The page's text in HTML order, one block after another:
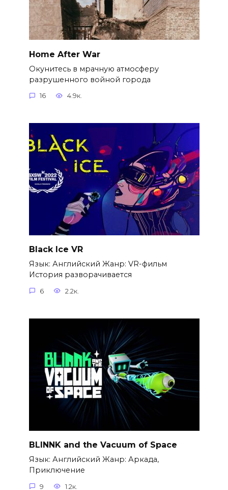
Home After War
Окунитесь в мрачную атмосферу
разрушенного войной города
16 4.9к.
Black Ice VR
Язык: Английский Жанр: VR-фильм
История разворачивается
6 2.2к.
BLINNK and the Vacuum of Space
Язык: Английский Жанр: Аркада,
Приключение
9 1.2к.